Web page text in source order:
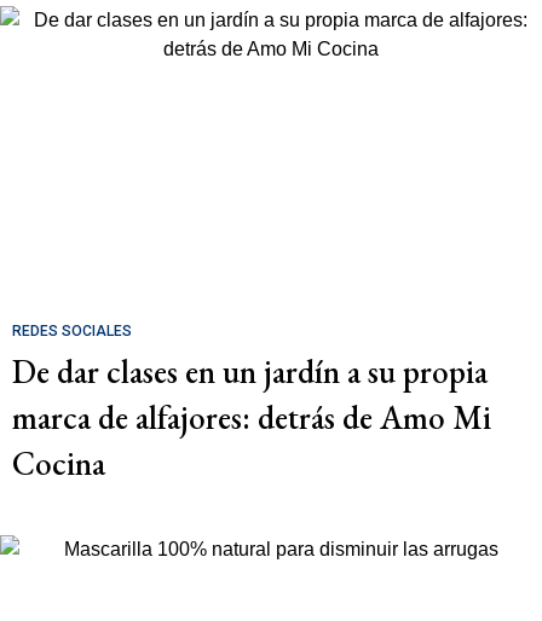
REDES SOCIALES
De dar clases en un jardín a su propia
marca de alfajores: detrás de Amo Mi
Cocina